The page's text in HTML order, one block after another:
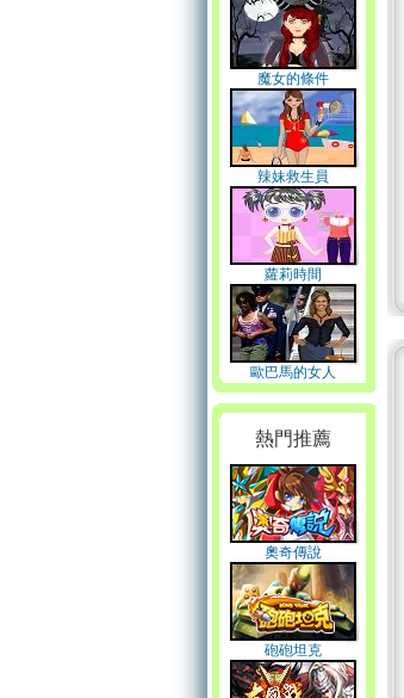
魔女的條件
辣妹救生員
蘿莉時間
歐巴馬的女人
熱門推薦
奧奇傳說
砲砲坦克